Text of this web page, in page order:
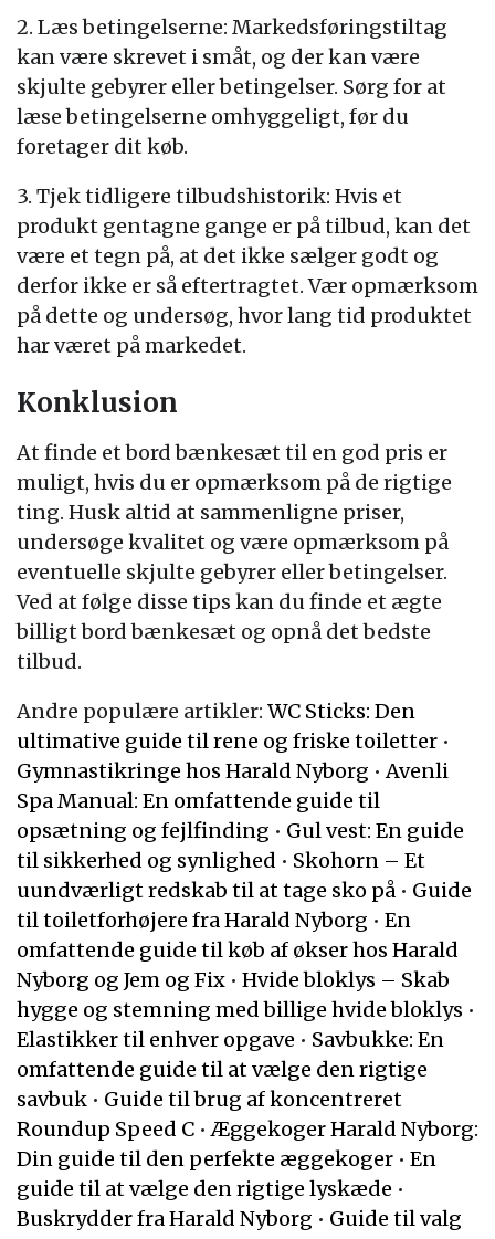
2. Læs betingelserne: Markedsføringstiltag
kan være skrevet i småt, og der kan være
skjulte gebyrer eller betingelser. Sørg for at
læse betingelserne omhyggeligt, før du
foretager dit køb.
3. Tjek tidligere tilbudshistorik: Hvis et
produkt gentagne gange er på tilbud, kan det
være et tegn på, at det ikke sælger godt og
derfor ikke er så eftertragtet. Vær opmærksom
på dette og undersøg, hvor lang tid produktet
har været på markedet.
Konklusion
At finde et bord bænkesæt til en god pris er
muligt, hvis du er opmærksom på de rigtige
ting. Husk altid at sammenligne priser,
undersøge kvalitet og være opmærksom på
eventuelle skjulte gebyrer eller betingelser.
Ved at følge disse tips kan du finde et ægte
billigt bord bænkesæt og opnå det bedste
tilbud.
Andre populære artikler: WC Sticks: Den
ultimative guide til rene og friske toiletter •
Gymnastikringe hos Harald Nyborg •Avenli
Spa Manual: En omfattende guide til
opsætning og fejlfinding • Gul vest: En guide
til sikkerhed og synlighed • Skohorn – Et
uundværligt redskab til at tage sko på • Guide
til toiletforhøjere fra Harald Nyborg • En
omfattende guide til køb af økser hos Harald
Nyborg og Jem og Fix • Hvide bloklys – Skab
hygge og stemning med billige hvide bloklys •
Elastikker til enhver opgave • Savbukke: En
omfattende guide til at vælge den rigtige
savbuk • Guide til brug af koncentreret
Roundup Speed C •Æggekoger Harald Nyborg:
Din guide til den perfekte æggekoger • En
guide til at vælge den rigtige lyskæde •
Buskrydder fra Harald Nyborg • Guide til valg